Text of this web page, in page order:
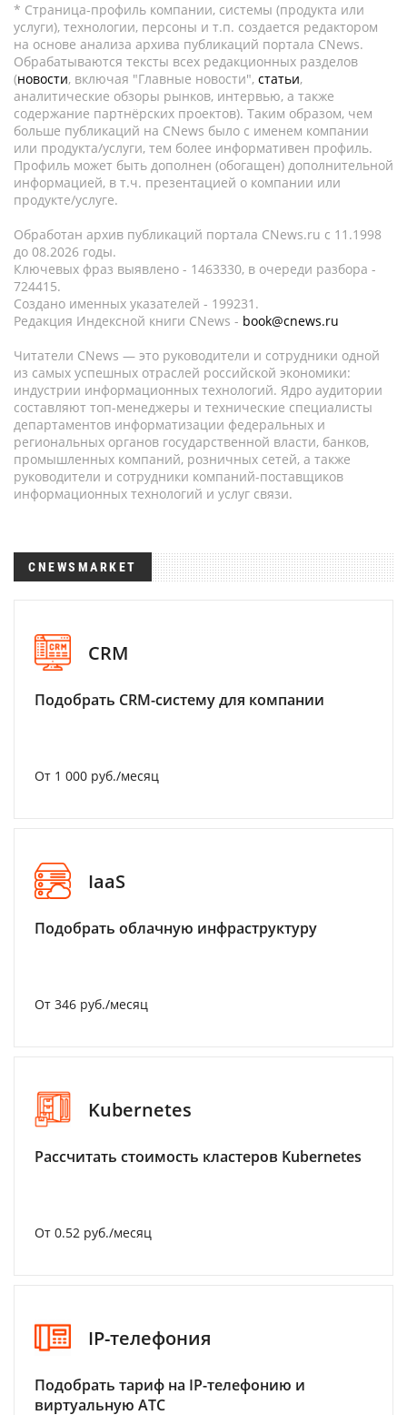
* Страница-профиль компании, системы (продукта или
услуги), технологии, персоны и т.п. создается редактором
на основе анализа архива публикаций портала CNews.
Обрабатываются тексты всех редакционных разделов
(новости, включая "Главные новости", статьи,
аналитические обзоры рынков, интервью, а также
содержание партнёрских проектов). Таким образом, чем
больше публикаций на CNews было с именем компании
или продукта/услуги, тем более информативен профиль.
Профиль может быть дополнен (обогащен) дополнительной
информацией, в т.ч. презентацией о компании или
продукте/услуге.
Обработан архив публикаций портала CNews.ru c 11.1998
до 08.2026 годы.
Ключевых фраз выявлено - 1463330, в очереди разбора -
724415.
Создано именных указателей - 199231.
Редакция Индексной книги CNews - book@cnews.ru
Читатели CNews — это руководители и сотрудники одной
из самых успешных отраслей российской экономики:
индустрии информационных технологий. Ядро аудитории
составляют топ-менеджеры и технические специалисты
департаментов информатизации федеральных и
региональных органов государственной власти, банков,
промышленных компаний, розничных сетей, а также
руководители и сотрудники компаний-поставщиков
информационных технологий и услуг связи.
CNEWSMARKET
CRM
Подобрать CRM-систему для компании
От 1 000 руб./месяц
IaaS
Подобрать облачную инфраструктуру
От 346 руб./месяц
Kubernetes
Рассчитать стоимость кластеров Kubernetes
От 0.52 руб./месяц
IP-телефония
Подобрать тариф на IP-телефонию и
виртуальную АТС